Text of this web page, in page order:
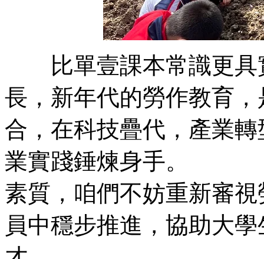
比單壹課本常識更具
長，新年代的勞作教育
合，在科技疊代，產業
業實踐錘煉身手。
素質，咱們不妨重新審
員中穩步推進，協助大